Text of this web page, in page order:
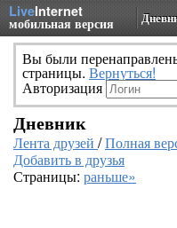
LiveInternet
мобильная версия
Вы были
страницы. Вернуться!
Авторизация
Дневник
Лента друзей /Полная
Добавить в друзья
Страницы: раньше»